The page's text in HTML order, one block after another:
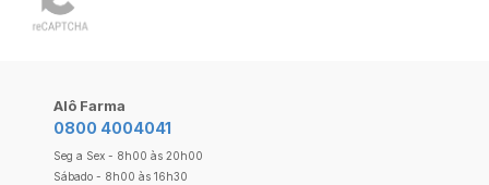
Alô Farma
0800 4004041
Seg a Sex - 8h00 às 20h00
Sábado - 8h00 às 16h30